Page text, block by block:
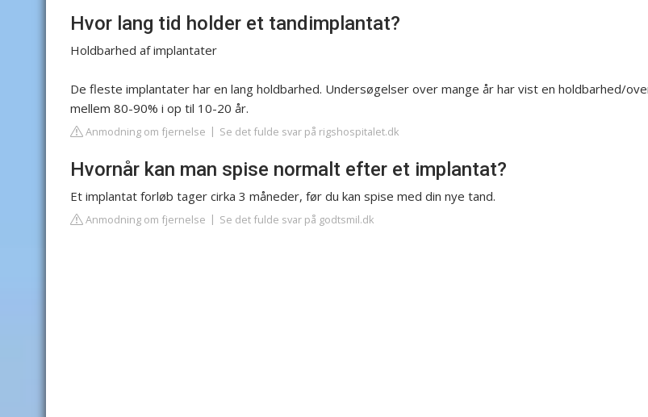
Hvor lang tid holder et tandimplantat?
Holdbarhed af implantater
De fleste implantater har en lang holdbarhed. Undersøgelser over mange år har vist en holdbarhed/
mellem 80-90% i op til 10-20 år.
Anmodning om fjernelse Se det fulde svar på rigshospitalet.dk
Hvornår kan man spise normalt efter et implantat?
Et implantat forløb tager cirka 3 måneder, før du kan spise med din nye tand.
Anmodning om fjernelse Se det fulde svar på godtsmil.dk